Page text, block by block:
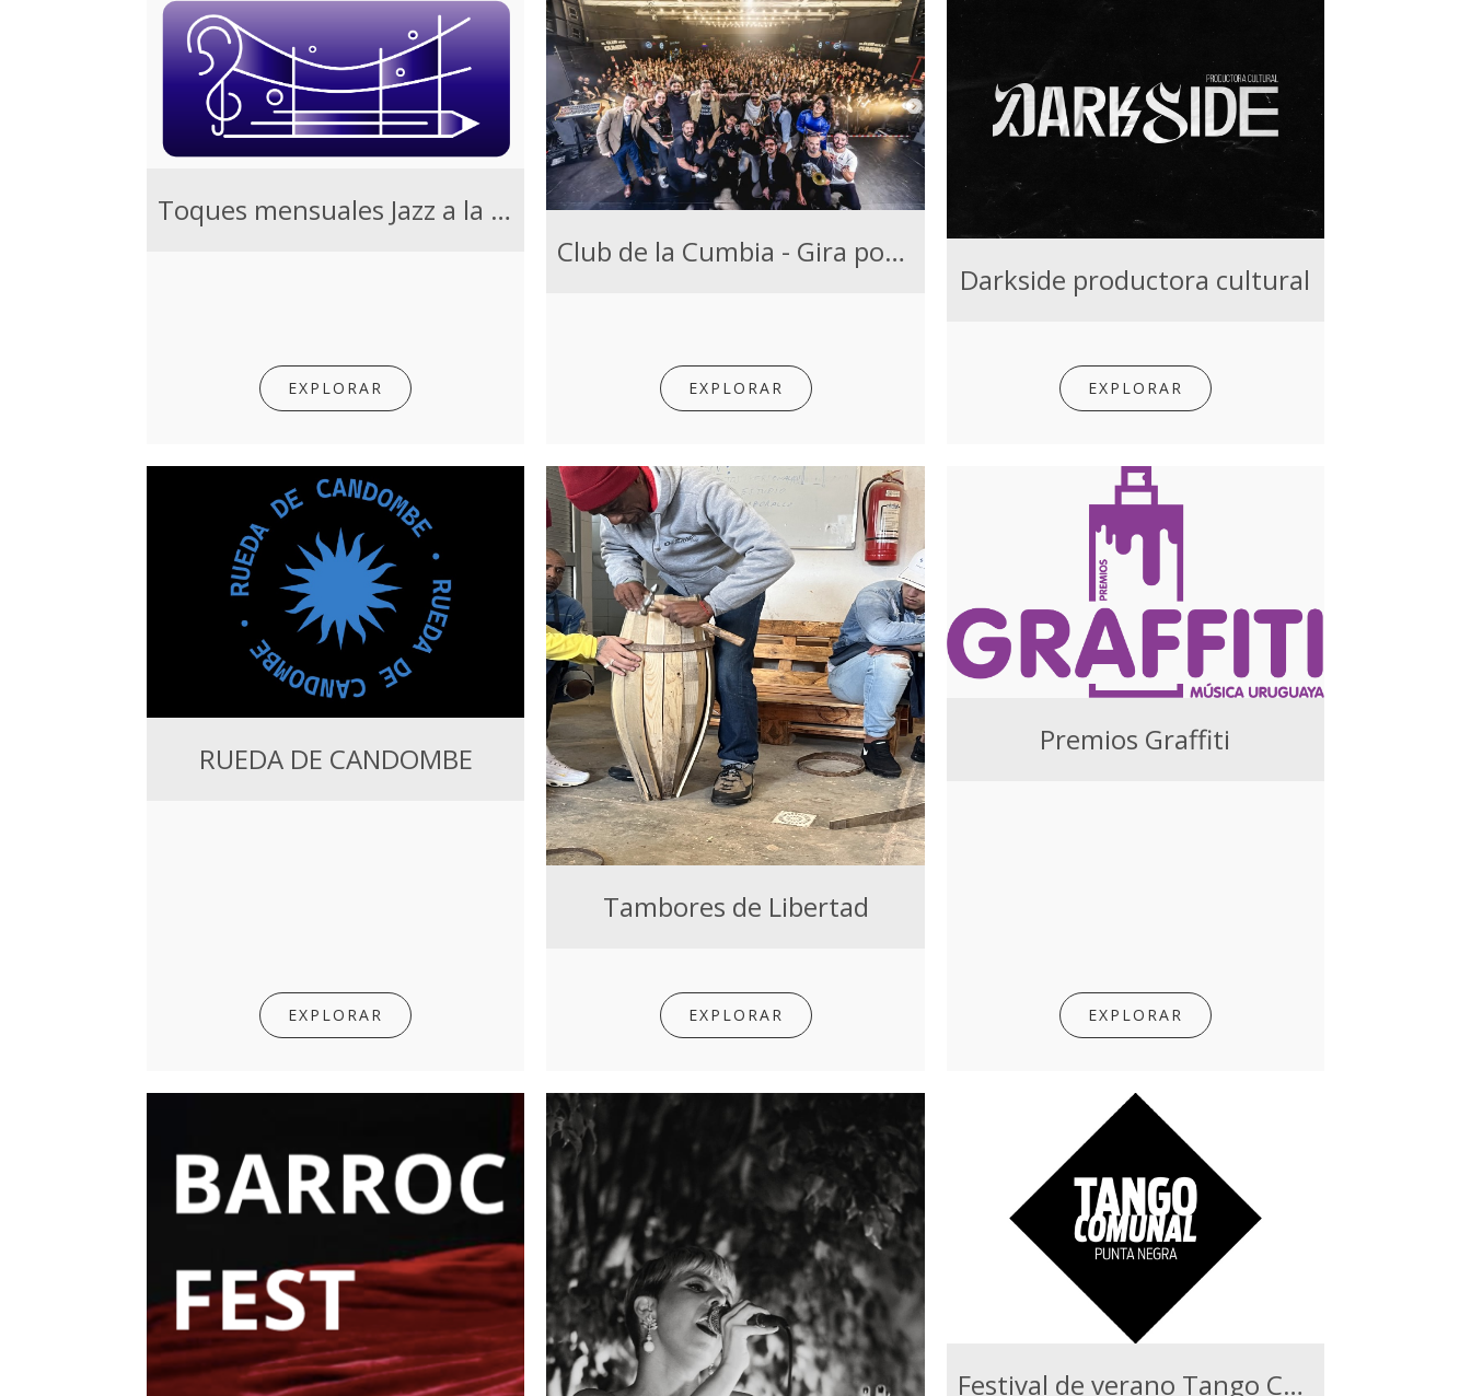
Toques mensuales Jazz a la Calle
EXPLORAR
Club de la Cumbia - Gira por el interior de Uruguay
EXPLORAR
Darkside productora cultural
EXPLORAR
RUEDA DE CANDOMBE
EXPLORAR
Tambores de Libertad
EXPLORAR
Premios Graffiti
EXPLORAR
Festival de verano Tango Comunal 2026